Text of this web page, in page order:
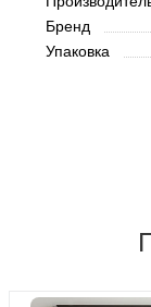
Бренд
Упаковка